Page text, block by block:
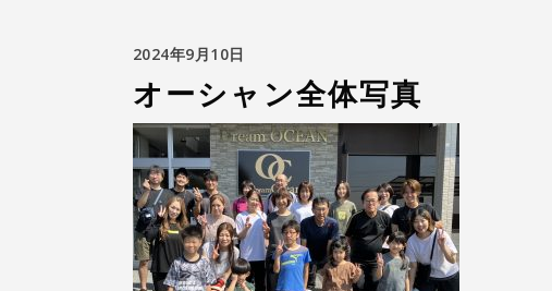
2024年9月10日
オーシャン全体写真